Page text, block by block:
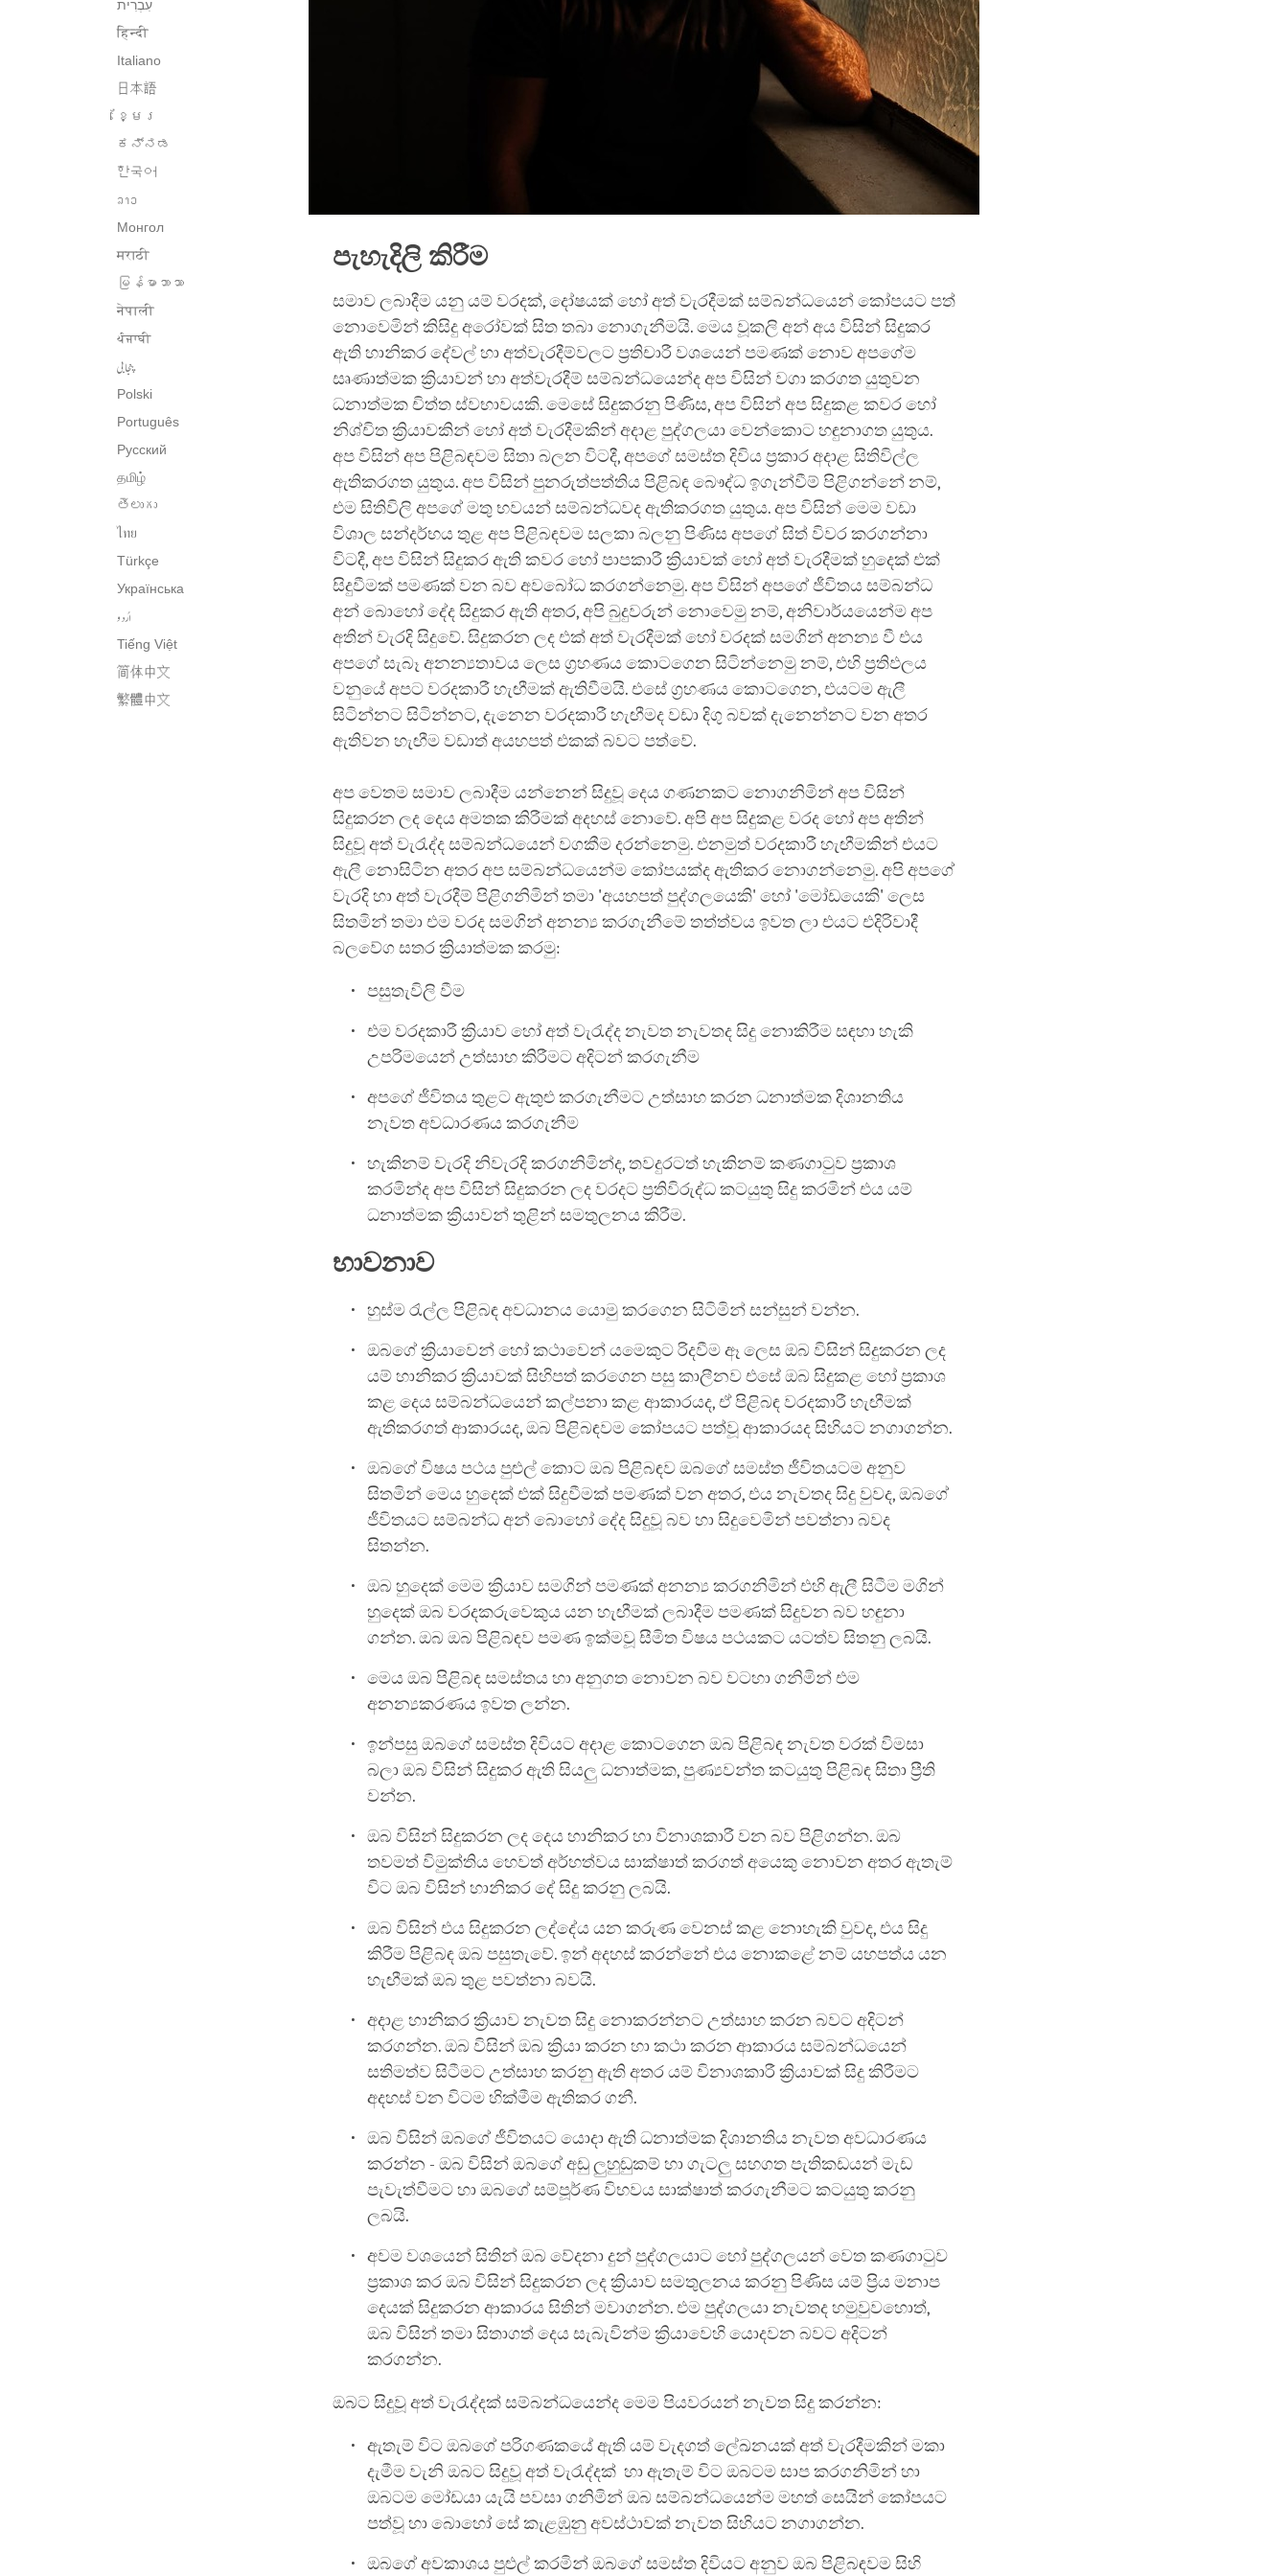
हिन्दी
Italiano
日本語
ខ្មែរ
ಕನ್ನಡ
한국어
ລາວ
Монгол
मराठी
မြန်မာဘာသာ
नेपाली
ਪੰਜਾਬੀ
پنجابی
Polski
Português
Русский
தமிழ்
తెలుగు
ไทย
Türkçe
Українська
اُردو
Tiếng Việt
简体中文
繁體中文
පැහැදිලි කිරීම
සමාව ලබාදීම යනු යම් වරදක්, දෝෂයක් හෝ අත් වැරදීමක් සම්බන්ධයෙන් කෝපයට පත්
නොවෙමින් කිසිදු අරෝවක් සිත තබා නොගැනීමයි. මෙය වූකලි අන් අය විසින් සිදුකර
ඇති හානිකර දේවල් හා අත්වැරදීම්වලට ප්‍රතිචාරී වශයෙන් පමණක් නොව අපගේම
සෘණාත්මක ක්‍රියාවන් හා අත්වැරදීම් සම්බන්ධයෙන්ද අප විසින් වගා කරගත යුතුවන
ධනාත්මක චිත්ත ස්වභාවයකි. මෙසේ සිදුකරනු පිණිස, අප විසින් අප සිදුකළ කවර හෝ
නිශ්චිත ක්‍රියාවකින් හෝ අත් වැරදීමකින් අදාළ පුද්ගලයා වෙන්කොට හඳුනාගත යුතුය.
අප විසින් අප පිළිබඳවම සිතා බලන විටදී, අපගේ සමස්ත දිවිය ප්‍රකාර අදාළ සිතිවිල්ල
ඇතිකරගත යුතුය. අප විසින් පුනරුත්පත්තිය පිළිබඳ බෞද්ධ ඉගැන්වීම් පිළිගන්නේ නම්,
එම සිතිවිලි අපගේ මතු භවයන් සම්බන්ධවද ඇතිකරගත යුතුය. අප විසින් මෙම වඩා
විශාල සන්දර්භය තුළ අප පිළිබඳවම සලකා බලනු පිණිස අපගේ සිත් විවර කරගන්නා
විටදී, අප විසින් සිදුකර ඇති කවර හෝ පාපකාරී ක්‍රියාවක් හෝ අත් වැරදීමක් හුදෙක් එක්
සිදුවීමක් පමණක් වන බව අවබෝධ කරගන්නෙමු. අප විසින් අපගේ ජීවිතය සම්බන්ධ
අන් බොහෝ දේද සිදුකර ඇති අතර, අපි බුදුවරුන් නොවෙමු නම්, අනිවාර්යයෙන්ම අප
අතින් වැරදි සිදුවේ. සිදුකරන ලද එක් අත් වැරදීමක් හෝ වරදක් සමගින් අනන්‍ය වී එය
අපගේ සැබෑ අනන්‍යතාවය ලෙස ග්‍රහණය කොටගෙන සිටින්නෙමු නම්, එහි ප්‍රතිඵලය
වනුයේ අපට වරදකාරී හැඟීමක් ඇතිවීමයි. එසේ ග්‍රහණය කොටගෙන, එයටම ඇලී
සිටින්නට සිටින්නට, දැනෙන වරදකාරී හැඟීමද වඩා දිගු බවක් දැනෙන්නට වන අතර
ඇතිවන හැඟීම වඩාත් අයහපත් එකක් බවට පත්වේ.
අප වෙතම සමාව ලබාදීම යන්නෙන් සිදුවූ දෙය ගණනකට නොගනිමින් අප විසින්
සිදුකරන ලද දෙය අමතක කිරීමක් අදහස් නොවේ. අපි අප සිදුකළ වරද හෝ අප අතින්
සිදුවූ අත් වැරැද්ද සම්බන්ධයෙන් වගකීම දරන්නෙමු. එනමුත් වරදකාරී හැඟීමකින් එයට
ඇලී නොසිටින අතර අප සම්බන්ධයෙන්ම කෝපයක්ද ඇතිකර නොගන්නෙමු. අපි අපගේ
වැරදි හා අත් වැරදීම් පිළිගනිමින් තමා 'අයහපත් පුද්ගලයෙකි' හෝ 'මෝඩයෙකි' ලෙස
සිතමින් තමා එම වරද සමගින් අනන්‍ය කරගැනීමේ තත්ත්වය ඉවත ලා එයට එදිරිවාදී
බලවේග සතර ක්‍රියාත්මක කරමු:
පසුතැවිලි වීම
එම වරදකාරී ක්‍රියාව හෝ අත් වැරැද්ද නැවත නැවතද සිදු නොකිරීම සඳහා හැකි
උපරිමයෙන් උත්සාහ කිරීමට අදිටන් කරගැනීම
අපගේ ජීවිතය තුළට ඇතුළු කරගැනීමට උත්සාහ කරන ධනාත්මක දිශානතිය
නැවත අවධාරණය කරගැනීම
හැකිනම් වැරදි නිවැරදි කරගනිමින්ද, තවදුරටත් හැකිනම් කණගාටුව ප්‍රකාශ
කරමින්ද අප විසින් සිදුකරන ලද වරදට ප්‍රතිවිරුද්ධ කටයුතු සිදු කරමින් එය යම්
ධනාත්මක ක්‍රියාවන් තුළින් සමතුලනය කිරීම.
භාවනාව
හුස්ම රැල්ල පිළිබඳ අවධානය යොමු කරගෙන සිටිමින් සන්සුන් වන්න.
ඔබගේ ක්‍රියාවෙන් හෝ කථාවෙන් යමෙකුට රිදවීම ඈ ලෙස ඔබ විසින් සිදුකරන ලද
යම් හානිකර ක්‍රියාවක් සිහිපත් කරගෙන පසු කාලීනව එසේ ඔබ සිදුකළ හෝ ප්‍රකාශ
කළ දෙය සම්බන්ධයෙන් කල්පනා කළ ආකාරයද, ඒ පිළිබඳ වරදකාරී හැඟීමක්
ඇතිකරගත් ආකාරයද, ඔබ පිළිබඳවම කෝපයට පත්වූ ආකාරයද සිහියට නගාගන්න.
ඔබගේ විෂය පථය පුළුල් කොට ඔබ පිළිබඳ‍ව ඔබගේ සමස්ත ජීවිතයටම අනුව
සිතමින් මෙය හුදෙක් එක් සිදුවීමක් පමණක් වන අතර, එය නැවතද සිදු වුවද, ඔබගේ
ජීවිතයට සම්බන්ධ අන් බොහෝ දේද සිදුවූ බව හා සිදුවෙමින් පවත්නා බවද
සිතන්න.
ඔබ හුදෙක් මෙම ක්‍රියාව සමගින් පමණක් අනන්‍ය කරගනිමින් එහි ඇලී සිටීම මගින්
හුදෙක් ඔබ වරදකරුවෙකුය යන හැඟීමක් ලබාදීම පමණක් සිදුවන බව හඳුනා
ගන්න. ඔබ ඔබ පිළිබඳව පමණ ඉක්මවූ සීමිත විෂය පථයකට යටත්ව සිතනු ලබයි.
මෙය ඔබ පිළිබඳ සමස්තය හා අනුගත නොවන බව වටහා ගනිමින් එම
අනන්‍යකරණය ඉවත ලන්න.
ඉන්පසු ඔබගේ සමස්ත දිවියට අදාළ කොටගෙන ඔබ පිළිබඳ නැවත වරක් විමසා
බලා ඔබ විසින් සිදුකර ඇති සියලු ධනාත්මක, පුණ්‍යවන්ත කටයුතු පිළිබඳ සිතා ප්‍රීති
වන්න.
ඔබ විසින් සිදුකරන ලද දෙය හානිකර හා විනාශකාරී වන බව පිළිගන්න. ඔබ
තවමත් විමුක්තිය හෙවත් අර්හත්වය සාක්ෂාත් කරගත් අයෙකු නොවන අතර ඇතැම්
විට ඔබ විසින් හානිකර දේ සිදු කරනු ලබයි.
ඔබ විසින් එය සිදුකරන ලද්දේය යන කරුණ වෙනස් කළ නොහැකි වුවද, එය සිදු
කිරීම පිළිබඳ ඔබ පසුතැවේ. ඉන් අදහස් කරන්නේ එය නොකළේ නම් යහපත්ය යන
හැඟීමක් ඔබ තුළ පවත්නා බවයි.
අදාළ හානිකර ක්‍රියාව නැවත සිදු නොකරන්නට උත්සාහ කරන බවට අදිටන්
කරගන්න. ඔබ විසින් ඔබ ක්‍රියා කරන හා කථා කරන ආකාරය සම්බන්ධයෙන්
සතිමත්ව සිටීමට උත්සාහ කරනු ඇති අතර යම් විනාශකාරී ක්‍රියාවක් සිදු කිරීමට
අදහස් වන විටම හික්මීම ඇතිකර ගනී.
ඔබ විසින් ඔබගේ ජීවිතයට යොදා ඇති ධනාත්මක දිශානතිය නැවත අවධාරණය
කරන්න - ඔබ විසින් ඔබගේ අඩු ලුහුඬුකම් හා ගැටලු සහගත පැතිකඩයන් මැඩ
පැවැත්වීමට හා ඔබගේ සම්පූර්ණ විභවය සාක්ෂාත් කරගැනීමට කටයුතු කරනු
ලබයි.
අවම වශයෙන් සිතින් ඔබ වේදනා දුන් පුද්ගලයාට හෝ පුද්ගලයන් වෙත කණගාටුව
ප්‍රකාශ කර ඔබ විසින් සිදුකරන ලද ක්‍රියාව සමතුලනය කරනු පිණිස යම් ප්‍රිය මනාප
දෙයක් සිදුකරන ආකාරය සිතින් මවාගන්න. එම පුද්ගලයා නැවතද හමුවුවහොත්,
ඔබ විසින් තමා සිතාගත් දෙය සැබැවින්ම ක්‍රියාවෙහි යොදවන බවට අදිටන්
කරගන්න.
ඔබට සිදුවූ අත් වැරැද්දක් සම්බන්ධයෙන්ද මෙම පියවරයන් නැවත සිදු කරන්න:
ඇතැම් විට ඔබගේ පරිගණකයේ ඇති යම් වැදගත් ලේඛනයක් අත් වැරදීමකින් මකා
දැමීම වැනි ඔබට සිදුවූ අත් වැරැද්දක් හා ඇතැම් විට ඔබටම සාප කරගනිමින් හා
ඔබටම මෝඩයා යැයි පවසා ගනිමින් ඔබ සම්බන්ධයෙන්ම මහත් සෙයින් කෝපයට
පත්වූ හා බොහෝ සේ කැළඹුනු අවස්ථාවක් නැවත සිහියට නගාගන්න.
ඔබගේ අවකාශය පුළුල් කරමින් ඔබගේ සමස්ත දිවියට අනුව ඔබ පිළිබඳවම සිහි